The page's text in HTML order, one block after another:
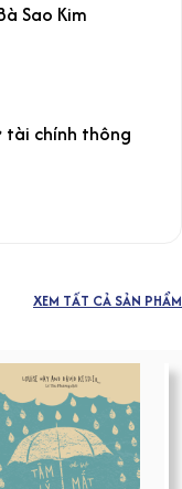
Sao Kim
tài chính thông
XEM TẤT CẢ SẢN PHẨM